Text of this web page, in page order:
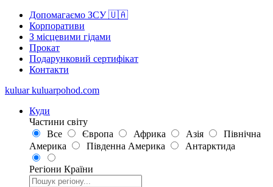
Допомагаємо ЗСУ 🇺🇦
Корпоративи
З місцевими гідами
Прокат
Подарунковий сертифікат
Контакти
kuluar kuluarpohod.com
Куди
Частини світу
Все
Європа Африка Азія
Північна
Америка
Південна Америка Антарктида
Регіони Країни